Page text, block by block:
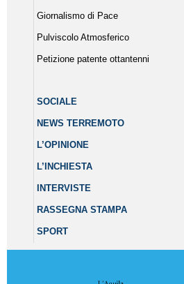
Giornalismo di Pace
Pulviscolo Atmosferico
Petizione patente ottantenni
SOCIALE
NEWS TERREMOTO
L’OPINIONE
L’INCHIESTA
INTERVISTE
RASSEGNA STAMPA
SPORT